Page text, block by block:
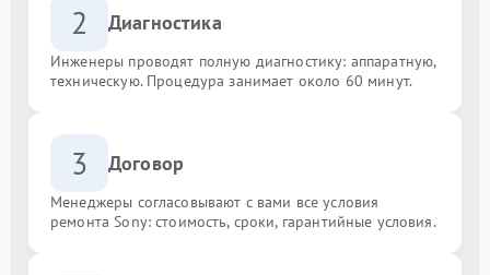
2 Диагностика
Инженеры проводят полную диагностику: аппаратную,
техническую. Процедура занимает около 60 минут.
3 Договор
Менеджеры согласовывают с вами все условия
ремонта Sony: стоимость, сроки, гарантийные условия.